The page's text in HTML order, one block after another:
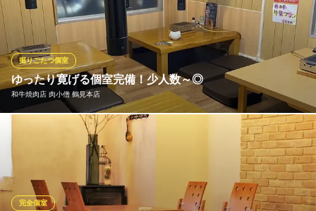
神奈川県横浜市鶴見区諏訪坂5-20
お食事が楽しめるテーブル席のほか、足を伸ばしてゆったり寛げ
る掘りごたつ席、小さなお子様連れでも安心の座敷席など、多彩
なお席をご用意しております。（※写真は一例です）
藍屋 鶴見二国店
日本料理
ＪＲ鶴見駅 徒歩18分
神奈川県横浜市鶴見区東寺尾中台11-1
ゆったり寛げる個室完備！少人数～◎
和牛焼肉店 肉小僧 鶴見本店
掘りごたつ個室
座敷は16名様まで利用可能なお座敷◎大人数での宴会、様々なシ
ーンでご利用頂けます。 テーブル席は２名から最大６名様までご
和牛焼肉店 肉小僧 鶴見本店
完全個室